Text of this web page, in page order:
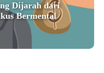
Dijarah dari
Bermental